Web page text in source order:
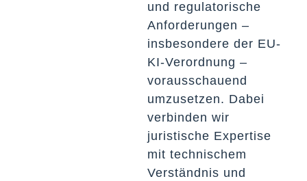
und regulatorische
Anforderungen –
insbesondere der EU-
KI-Verordnung –
vorausschauend
umzusetzen. Dabei
verbinden wir
juristische Expertise
mit technischem
Verständnis und